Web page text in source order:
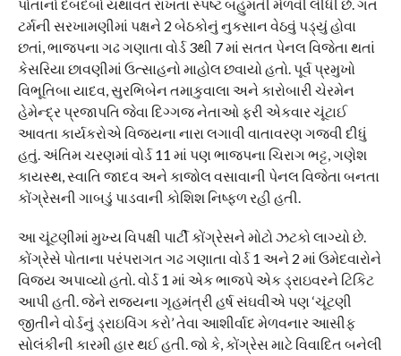
પોતાનો દબદબો યથાવત રાખતા સ્પષ્ટ બહુમતી મેળવી લીધી છે. ગત
ટર્મની સરખામણીમાં પક્ષને 2 બેઠકોનું નુકસાન વેઠવું પડ્યું હોવા
છતાં, ભાજપના ગઢ ગણાતા વોર્ડ 3થી 7 માં સતત પેનલ વિજેતા થતાં
કેસરિયા છાવણીમાં ઉત્સાહનો માહોલ છવાયો હતો. પૂર્વ પ્રમુખો
વિભૂતિબા યાદવ, સુરભિબેન તમાકુવાલા અને કારોબારી ચેરમેન
હેમેન્દ્ર પ્રજાપતિ જેવા દિગ્ગજ નેતાઓ ફરી એકવાર ચૂંટાઈ
આવતા કાર્યકરોએ વિજયના નારા લગાવી વાતાવરણ ગજવી દીધું
હતું. અંતિમ ચરણમાં વોર્ડ 11 માં પણ ભાજપના ચિરાગ ભટ્ટ, ગણેશ
કાયસ્થ, સ્વાતિ જાદવ અને કાજોલ વસાવાની પેનલ વિજેતા બનતા
કોંગ્રેસની ગાબડું પાડવાની કોશિશ નિષ્ફળ રહી હતી.
આ ચૂંટણીમાં મુખ્ય વિપક્ષી પાર્ટી કોંગ્રેસને મોટો ઝટકો લાગ્યો છે.
કોંગ્રેસે પોતાના પરંપરાગત ગઢ ગણાતા વોર્ડ 1 અને 2 માં ઉમેદવારોને
વિજય અપાવ્યો હતો. વોર્ડ 1 માં એક ભાજપે એક ડ્રાઇવરને ટિકિટ
આપી હતી. જેને રાજ્યના ગૃહમંત્રી હર્ષ સંઘવીએ પણ ‘ચૂંટણી
જીતીને વોર્ડનું ડ્રાઇવિંગ કરો’ તેવા આશીર્વાદ મેળવનાર આસીફ
સોલંકીની કારમી હાર થઈ હતી. જો કે, કોંગ્રેસ માટે વિવાદિત બનેલી